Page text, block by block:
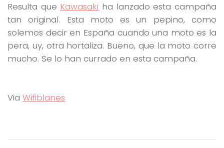
Resulta que Kawasaki ha lanzado esta campaña
tan original. Esta moto es un pepino, como
solemos decir en España cuando una moto es la
pera, uy, otra hortaliza. Bueno, que la moto corre
mucho. Se lo han currado en esta campaña.
Via Wifiblanes